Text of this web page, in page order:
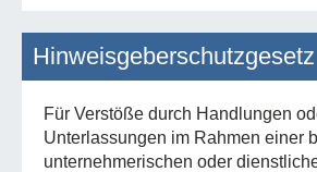
Hinweisgeberschutzgesetz
Für Verstöße durch Handlungen
Unterlassungen im Rahmen einer
unternehmerischen oder